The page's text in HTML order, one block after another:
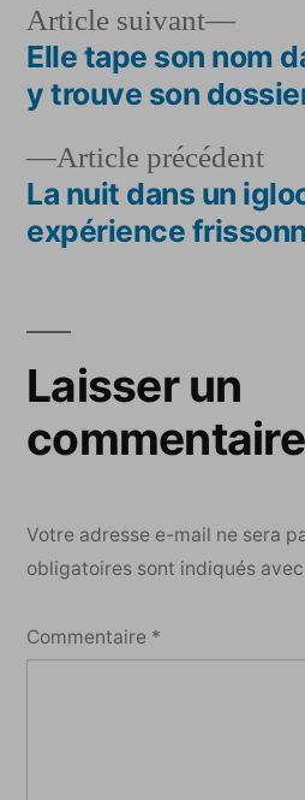
Navigation
l’article
Article précédent
La nuit dans un
expérience
Article suivant
Article
Elle tape son nom
y trouve son
Laisser un
commentaire
Votre adresse e-mail ne sera
obligatoires sont indiqués avec
Commentaire *